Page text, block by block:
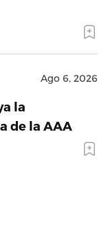
Ago 6, 2026
la
de la AAA